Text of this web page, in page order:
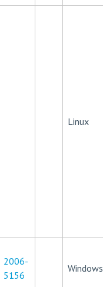
Linux
2006-
5156
Windows